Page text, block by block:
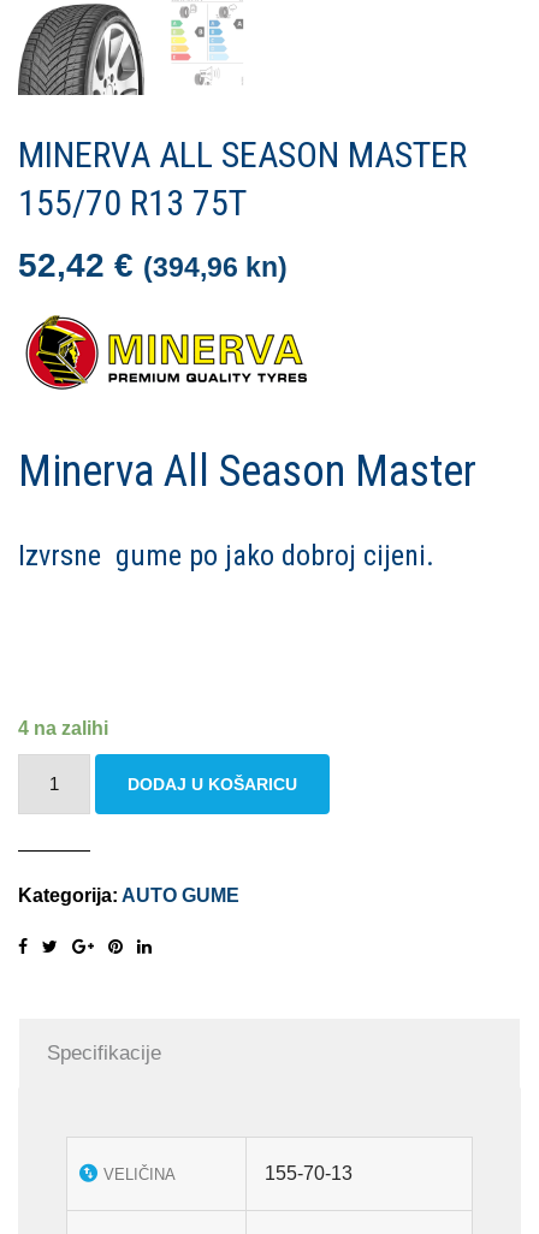
MINERVA ALL SEASON MASTER
155/70 R13 75T
52,42 € (394,96 kn)
Minerva All Season Master
Izvrsne gume po jako dobroj cijeni.
4 na zalihi
155/70
DODAJ U KOŠARICU
Kategorija: AUTO GUME
Specifikacije
VELIČINA 155-70-13